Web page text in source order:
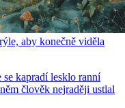
aby konečně viděla
kapradí lesklo ranní
člověk nejraději ustlal